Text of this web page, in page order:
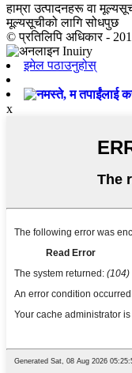
हाम्रा उत्पादनहरू वा
मूल्यसूचीको लागि सोधपुछ
© प्रतिलिपि अधिकार -
इमेल पठाउनुहोस्
x